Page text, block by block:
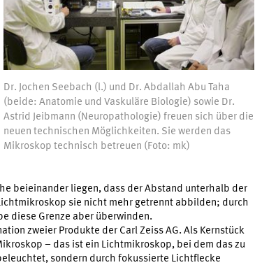
Dr. Jochen Seebach (l.) und Dr. Abdallah Abu Taha
(beide: Anatomie und Vaskuläre Biologie) sowie Dr.
Astrid Jeibmann (Neuropathologie) freuen sich über die
neuen technischen Möglichkeiten. Sie werden das
Mikroskop technisch betreuen (Foto: mk)
beieinander liegen, dass der Abstand unterhalb der
sie nicht mehr getrennt abbilden; durch
diese Grenze aber überwinden.
zweier Produkte der Carl Zeiss AG. Als Kernstück
– das ist ein Lichtmikroskop, bei dem das zu
sondern durch fokussierte Lichtflecke